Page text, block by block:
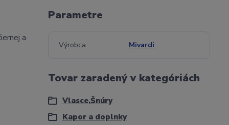
a
Parametre
Výrobca Mivardi
Tovar zaradený v kategóriách
Vlasce,Šnúry
Kapor a doplnky